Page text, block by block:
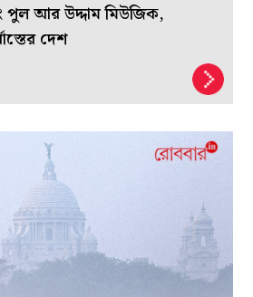
পুল আর উদ্দাম মিউজিক,
দেশ